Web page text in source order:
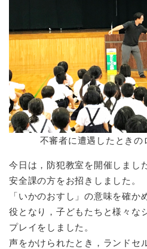
不審者に遭遇したときの
今日は，防犯教室を開催しまし
安全課の方をお招きしました。
「いかのおすし」の意味を確
役となり，子どもたちと様々な
プレイをしました。
声をかけられたとき，ランドセ